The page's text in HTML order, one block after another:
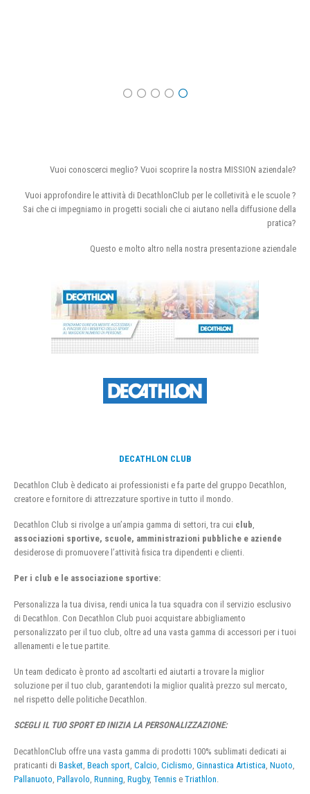
Vuoi conoscerci meglio? Vuoi scoprire la nostra MISSION aziendale?
Vuoi approfondire le attività di DecathlonClub per le colletività e le scuole ?
Sai che ci impegniamo in progetti sociali che ci aiutano nella diffusione della
pratica?
Questo e molto altro nella nostra presentazione aziendale
DECATHLON CLUB
Decathlon Club è dedicato ai professionisti e fa parte del gruppo Decathlon,
creatore e fornitore di attrezzature sportive in tutto il mondo.
Decathlon Club si rivolge a un’ampia gamma di settori, tra cui club
associazioni sportive, scuole, amministrazioni pubbliche e aziende
desiderose di promuovere l’attività fisica tra dipendenti e clienti.
Per i club e le associazione sportive:
Personalizza la tua divisa, rendi unica la tua squadra con il servizio esclusivo
di Decathlon. Con Decathlon Club puoi acquistare abbigliamento
personalizzato per il tuo club, oltre ad una vasta gamma di accessori per i tuoi
allenamenti e le tue partite.
Un team dedicato è pronto ad ascoltarti ed aiutarti a trovare la miglior
soluzione per il tuo club, garantendoti la miglior qualità prezzo sul mercato,
nel rispetto delle politiche Decathlon.
SCEGLI IL TUO SPORT ED INIZIA LA PERSONALIZZAZIONE:
DecathlonClub offre una vasta gamma di prodotti 100% sublimati dedicati ai
praticanti di Basket Beach sport Calcio Ciclismo Ginnastica Artistica Nuoto
Pallanuoto Pallavolo Running Rugby, Tennis e Triathlon